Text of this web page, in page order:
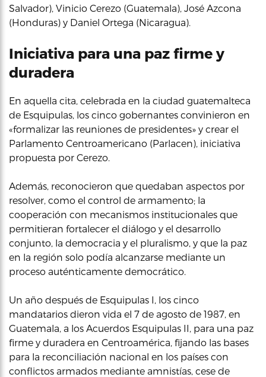
Salvador), Vinicio Cerezo (Guatemala), José Azcona
(Honduras) y Daniel Ortega (Nicaragua).
Iniciativa para una paz firme y
duradera
En aquella cita, celebrada en la ciudad guatemalteca
de Esquipulas, los cinco gobernantes convinieron en
«formalizar las reuniones de presidentes» y crear el
Parlamento Centroamericano (Parlacen), iniciativa
propuesta por Cerezo.
Además, reconocieron que quedaban aspectos por
resolver, como el control de armamento; la
cooperación con mecanismos institucionales que
permitieran fortalecer el diálogo y el desarrollo
conjunto, la democracia y el pluralismo, y que la paz
en la región solo podía alcanzarse mediante un
proceso auténticamente democrático.
Un año después de Esquipulas I, los cinco
mandatarios dieron vida el 7 de agosto de 1987, en
Guatemala, a los Acuerdos Esquipulas II, para una paz
firme y duradera en Centroamérica, fijando las bases
para la reconciliación nacional en los países con
conflictos armados mediante amnistías, cese de